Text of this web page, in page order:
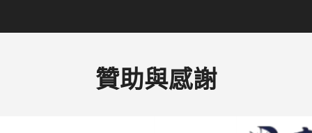
贊助與感謝